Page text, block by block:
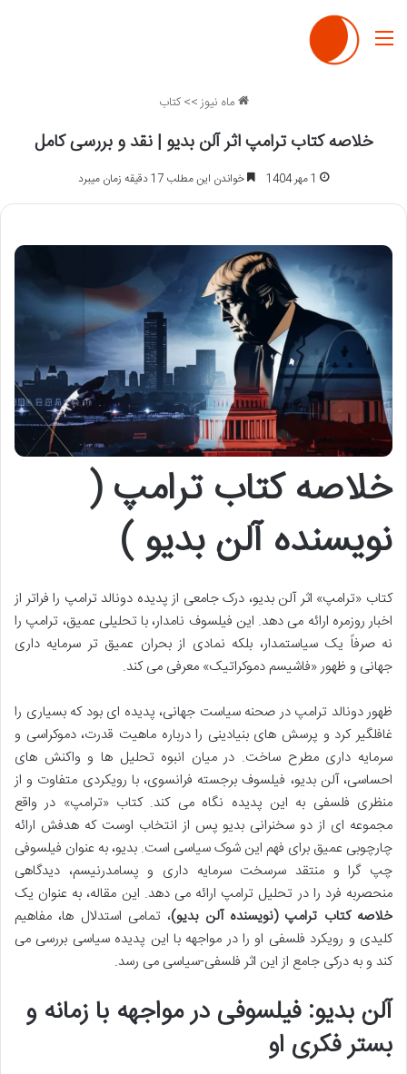
منو
ماه نیوز>> کتاب
خلاصه کتاب ترامپ اثر آلن بدیو | نقد و بررسی کامل
1 مهر 1404 خواندن این مطلب 17 دقیقه زمان میبرد
خلاصه کتاب ترامپ (
نویسنده آلن بدیو )
کتاب «ترامپ» اثر آلن بدیو، درک جامعی از پدیده دونالد ترامپ را فراتر از
اخبار روزمره ارائه می دهد. این فیلسوف نامدار، با تحلیلی عمیق، ترامپ را
نه صرفاً یک سیاستمدار، بلکه نمادی از بحران عمیق تر سرمایه داری
جهانی و ظهور «فاشیسم دموکراتیک» معرفی می کند.
ظهور دونالد ترامپ در صحنه سیاست جهانی، پدیده ای بود که بسیاری را
غافلگیر کرد و پرسش های بنیادینی را درباره ماهیت قدرت، دموکراسی و
سرمایه داری مطرح ساخت. در میان انبوه تحلیل ها و واکنش های
احساسی، آلن بدیو، فیلسوف برجسته فرانسوی، با رویکردی متفاوت و از
منظری فلسفی به این پدیده نگاه می کند. کتاب «ترامپ» در واقع
مجموعه ای از دو سخنرانی بدیو پس از انتخاب اوست که هدفش ارائه
چارچوبی عمیق برای فهم این شوک سیاسی است. بدیو، به عنوان فیلسوفی
چپ گرا و منتقد سرسخت سرمایه داری و پسامدرنیسم، دیدگاهی
منحصربه فرد را در تحلیل ترامپ ارائه می دهد. این مقاله، به عنوان یک
خلاصه کتاب ترامپ (نویسنده آلن بدیو)، تمامی استدلال ها، مفاهیم
کلیدی و رویکرد فلسفی او را در مواجهه با این پدیده سیاسی بررسی می
کند و به درکی جامع از این اثر فلسفی-سیاسی می رسد.
آلن بدیو: فیلسوفی در مواجهه با زمانه و
بستر فکری او